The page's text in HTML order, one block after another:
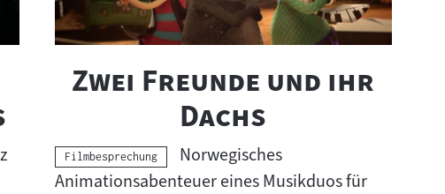
"
"
Zwei Freunde und ihr
Dachs
Kategorie:
Filmbesprechung
Norwegisches
Animationsabenteuer eines Musikduos für